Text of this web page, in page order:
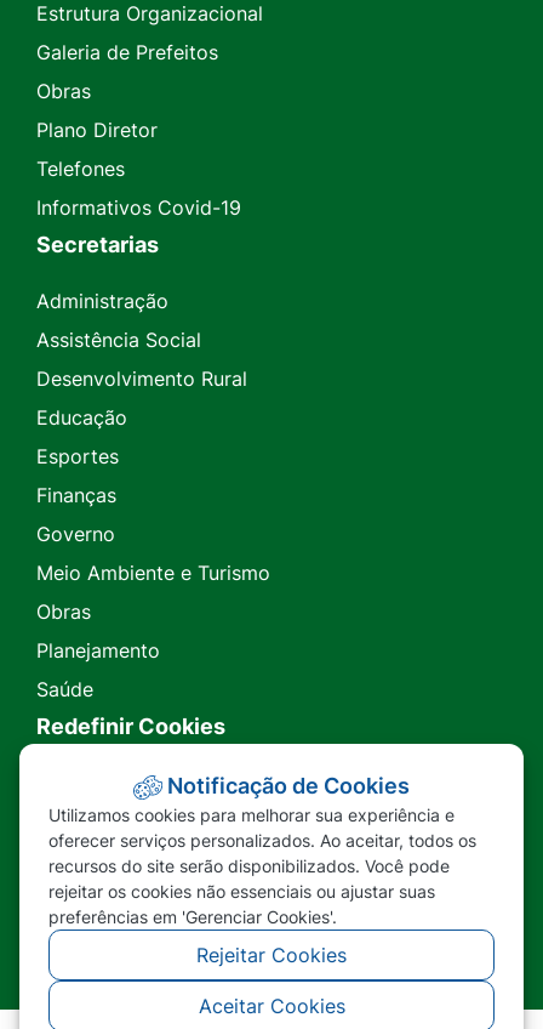
Estrutura Organizacional
Galeria de Prefeitos
Obras
Plano Diretor
Telefones
Informativos Covid-19
Secretarias
Administração
Assistência Social
Desenvolvimento Rural
Educação
Esportes
Finanças
Governo
Meio Ambiente e Turismo
Obras
Planejamento
Saúde
Redefinir Cookies
Transparência
Ouvidoria
SIC
Notificação de Cookies
Utilizamos cookies para melhorar sua experiência e
oferecer serviços personalizados. Ao aceitar, todos os
recursos do site serão disponibilizados. Você pode
rejeitar os cookies não essenciais ou ajustar suas
preferências em 'Gerenciar Cookies'.
Rejeitar Cookies
Aceitar Cookies